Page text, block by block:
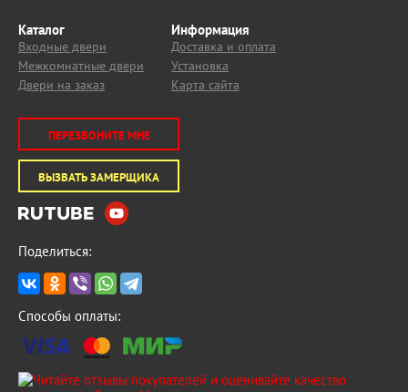
Каталог
Входные двери
Межкомнатные двери
Двери на заказ
Информация
Доставка и оплата
Установка
Карта сайта
ПЕРЕЗВОНИТЕ МНЕ
ВЫЗВАТЬ ЗАМЕРЩИКА
Поделиться:
Способы оплаты: